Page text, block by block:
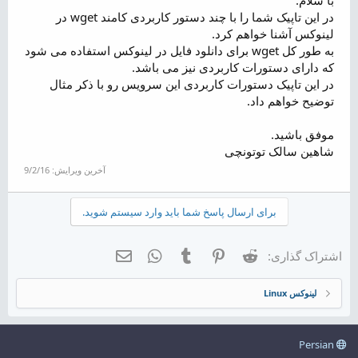
ض
و
ع
در این تاپیک شما را با چند دستور کاربردی کامند wget در
لینوکس آشنا خواهم کرد.
به طور کل wget برای دانلود فایل در لینوکس استفاده می شود
که دارای دستورات کاربردی نیز می باشد.
در این تاپیک دستورات کاربردی این سرویس رو با ذکر مثال
توضیح خواهم داد.
موفق باشید.
شاهین سالک توتونچی
آخرین ویرایش: 9/2/16
برای ارسال پاسخ شما باید وارد سیستم شوید.
اشتراک گذاری: Reddit
Pinterest
Tumblr
WhatsApp
لینوکس Linux